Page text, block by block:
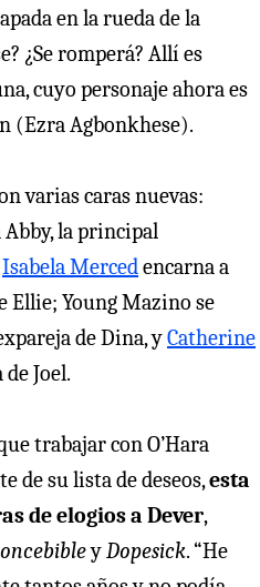
en la rueda de la
¿Se romperá? Allí es
cuyo personaje ahora es
(Ezra Agbonkhese).
varias caras nuevas:
la principal
Isabela Mercedencarna a
Ellie; Young Mazino se
de Dina, yCatherine
Joel.
trabajar con O’Hara
de su lista de deseos,esta
de elogios a Dever,
yDopesick. “He